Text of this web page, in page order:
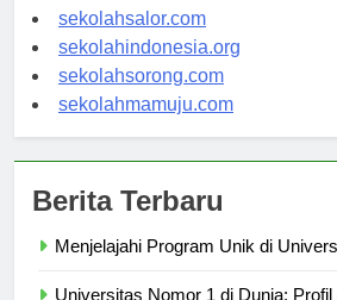
sekolahwamena.com
sekolahsalor.com
sekolahindonesia.org
sekolahsorong.com